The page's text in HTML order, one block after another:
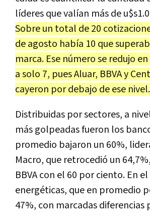
líderes que valían más de
Sobre un total de 20
de agosto había 10 que
marca. Ese número se redujo
a solo 7, pues Aluar, BBVA y
cayeron por debajo de ese nivel.
Distribuidas por sectores, a
más golpeadas fueron los
promedio bajaron un 60%,
Macro, que retrocedió un
BBVA con el 60 por ciento. En
energéticas, que en promedio
47%, con marcadas